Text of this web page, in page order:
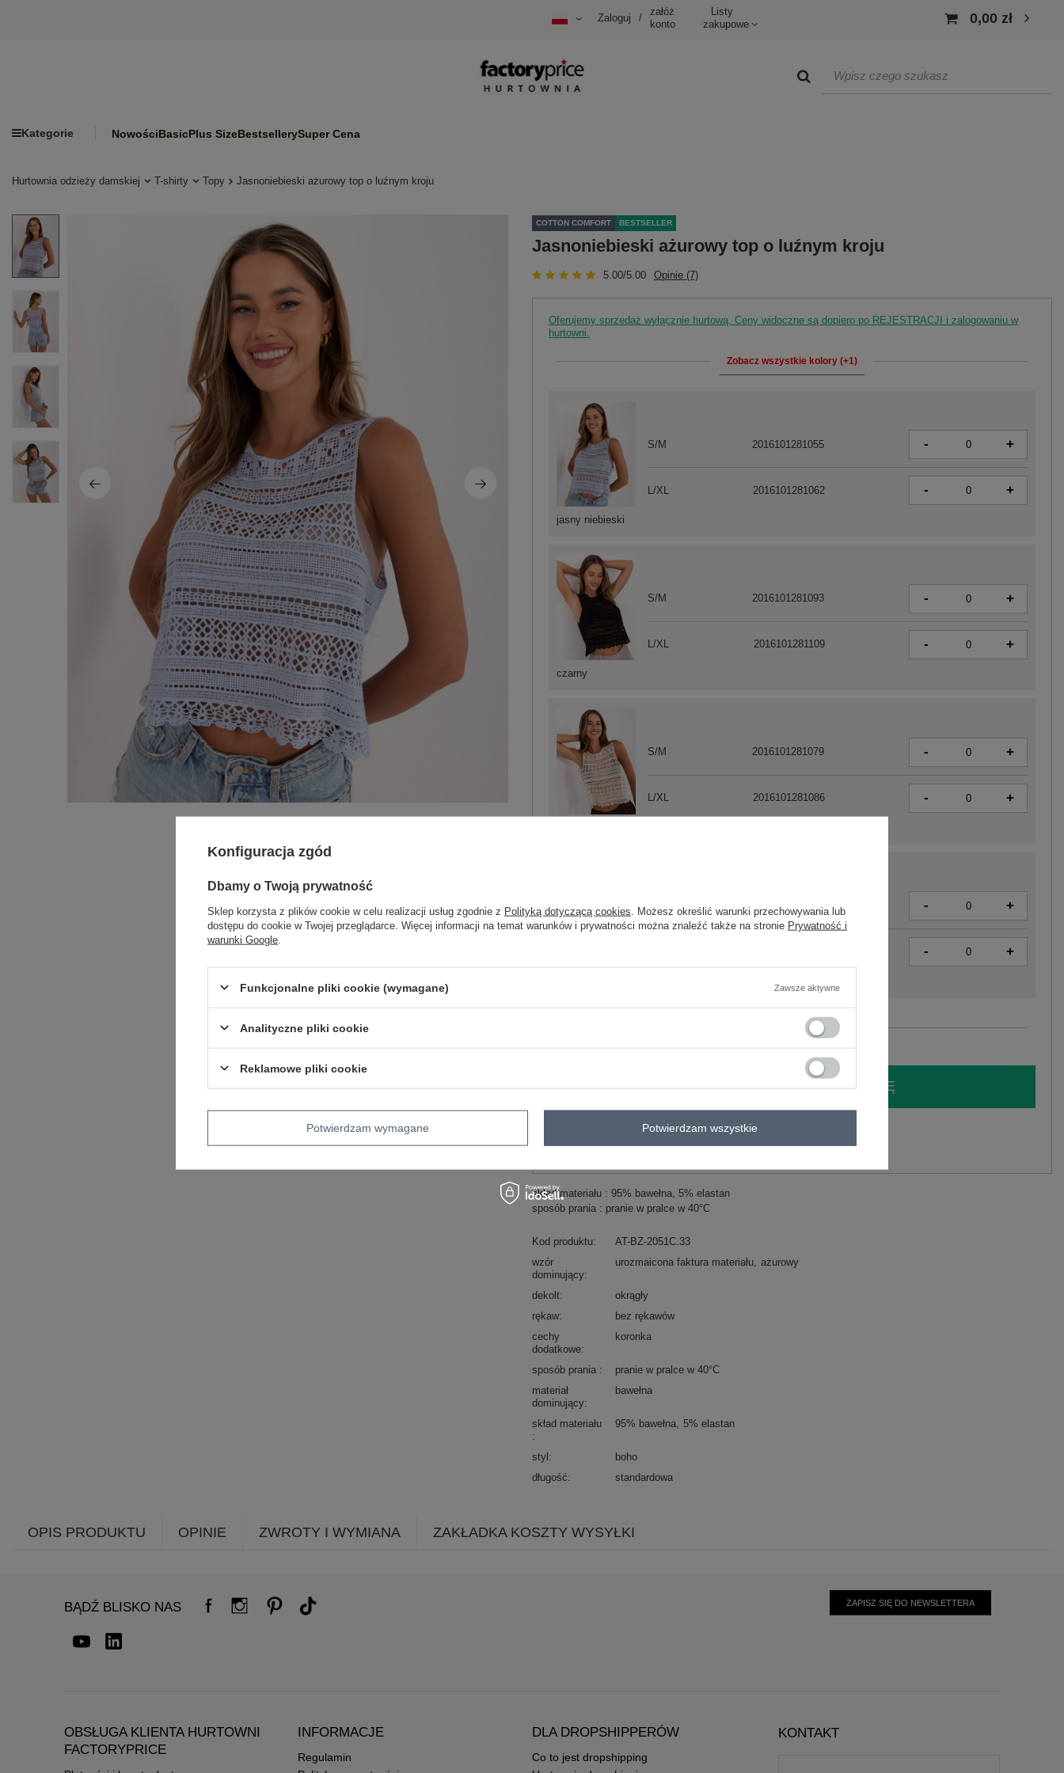
Zaloguj /
załóż
konto
Listy
zakupowe
0,00 zł
Kategorie NowościBasicPlus SizeBestsellerySuper Cena
Hurtownia odzieży damskiej T-shirty Topy Jasnoniebieski ażurowy top o luźnym kroju
COTTON COMFORT BESTSELLER
Jasnoniebieski ażurowy top o luźnym kroju
5.00/5.00 Opinie (7)
Oferujemy sprzedaż wyłącznie hurtową. Ceny widoczne są dopiero po REJESTRACJI i zalogowaniu w
hurtowni.
Zobacz wszystkie kolory (+1)
czarny
S/M 2016101281093 - +
L/XL 2016101281109 - +
S/M 2016101281079 - +
L/XL 2016101281086 - +
S/M 2016101281031 - +
- +
jasny niebieski
S/M 2016101281055 - +
L/XL 2016101281062 - +
Zobacz wszystkie kolory (+1)
ZALOGUJ SIĘ I ZOBACZ CENĘ
Masz pytanie? Chętnie pomożemy.
skład materiału : 95% bawełna, 5% elastan
sposób prania : pranie w pralce w 40°C
Kod produktu
AT-BZ-2051C.33
wzór
dominujący
urozmaicona faktura materiału ażurowy
dekolt
okrągły
rękaw
bez rękawów
cechy
dodatkowe
koronka
sposób prania
pranie w pralce w 40°C
materiał
dominujący
bawełna
skład materiału 95% bawełna 5% elastan
styl
boho
długość
standardowa
OPIS PRODUKTU OPINIE ZWROTY I WYMIANA ZAKŁADKA KOSZTY WYSYŁKI
BĄDŹ BLISKO NAS ZAPISZ SIĘ DO NEWSLETTERA
OBSŁUGA KLIENTA HURTOWNI
FACTORYPRICE
INFORMACJE
Regulamin
DLA DROPSHIPPERÓW
Co to jest dropshipping
KONTAKT
Konfiguracja zgód
Dbamy o Twoją prywatność
Sklep korzysta z plików cookie w celu realizacji usług zgodnie z Polityką dotyczącą cookies . Możesz określić warunki przechowywania lub
dostępu do cookie w Twojej przeglądarce. Więcej informacji na temat warunków i prywatności można znaleźć także na stronie Prywatność i
warunki Google
Funkcjonalne pliki cookie (wymagane) Zawsze aktywne
Analityczne pliki cookie
Reklamowe pliki cookie
Potwierdzam wymagane Potwierdzam wszystkie